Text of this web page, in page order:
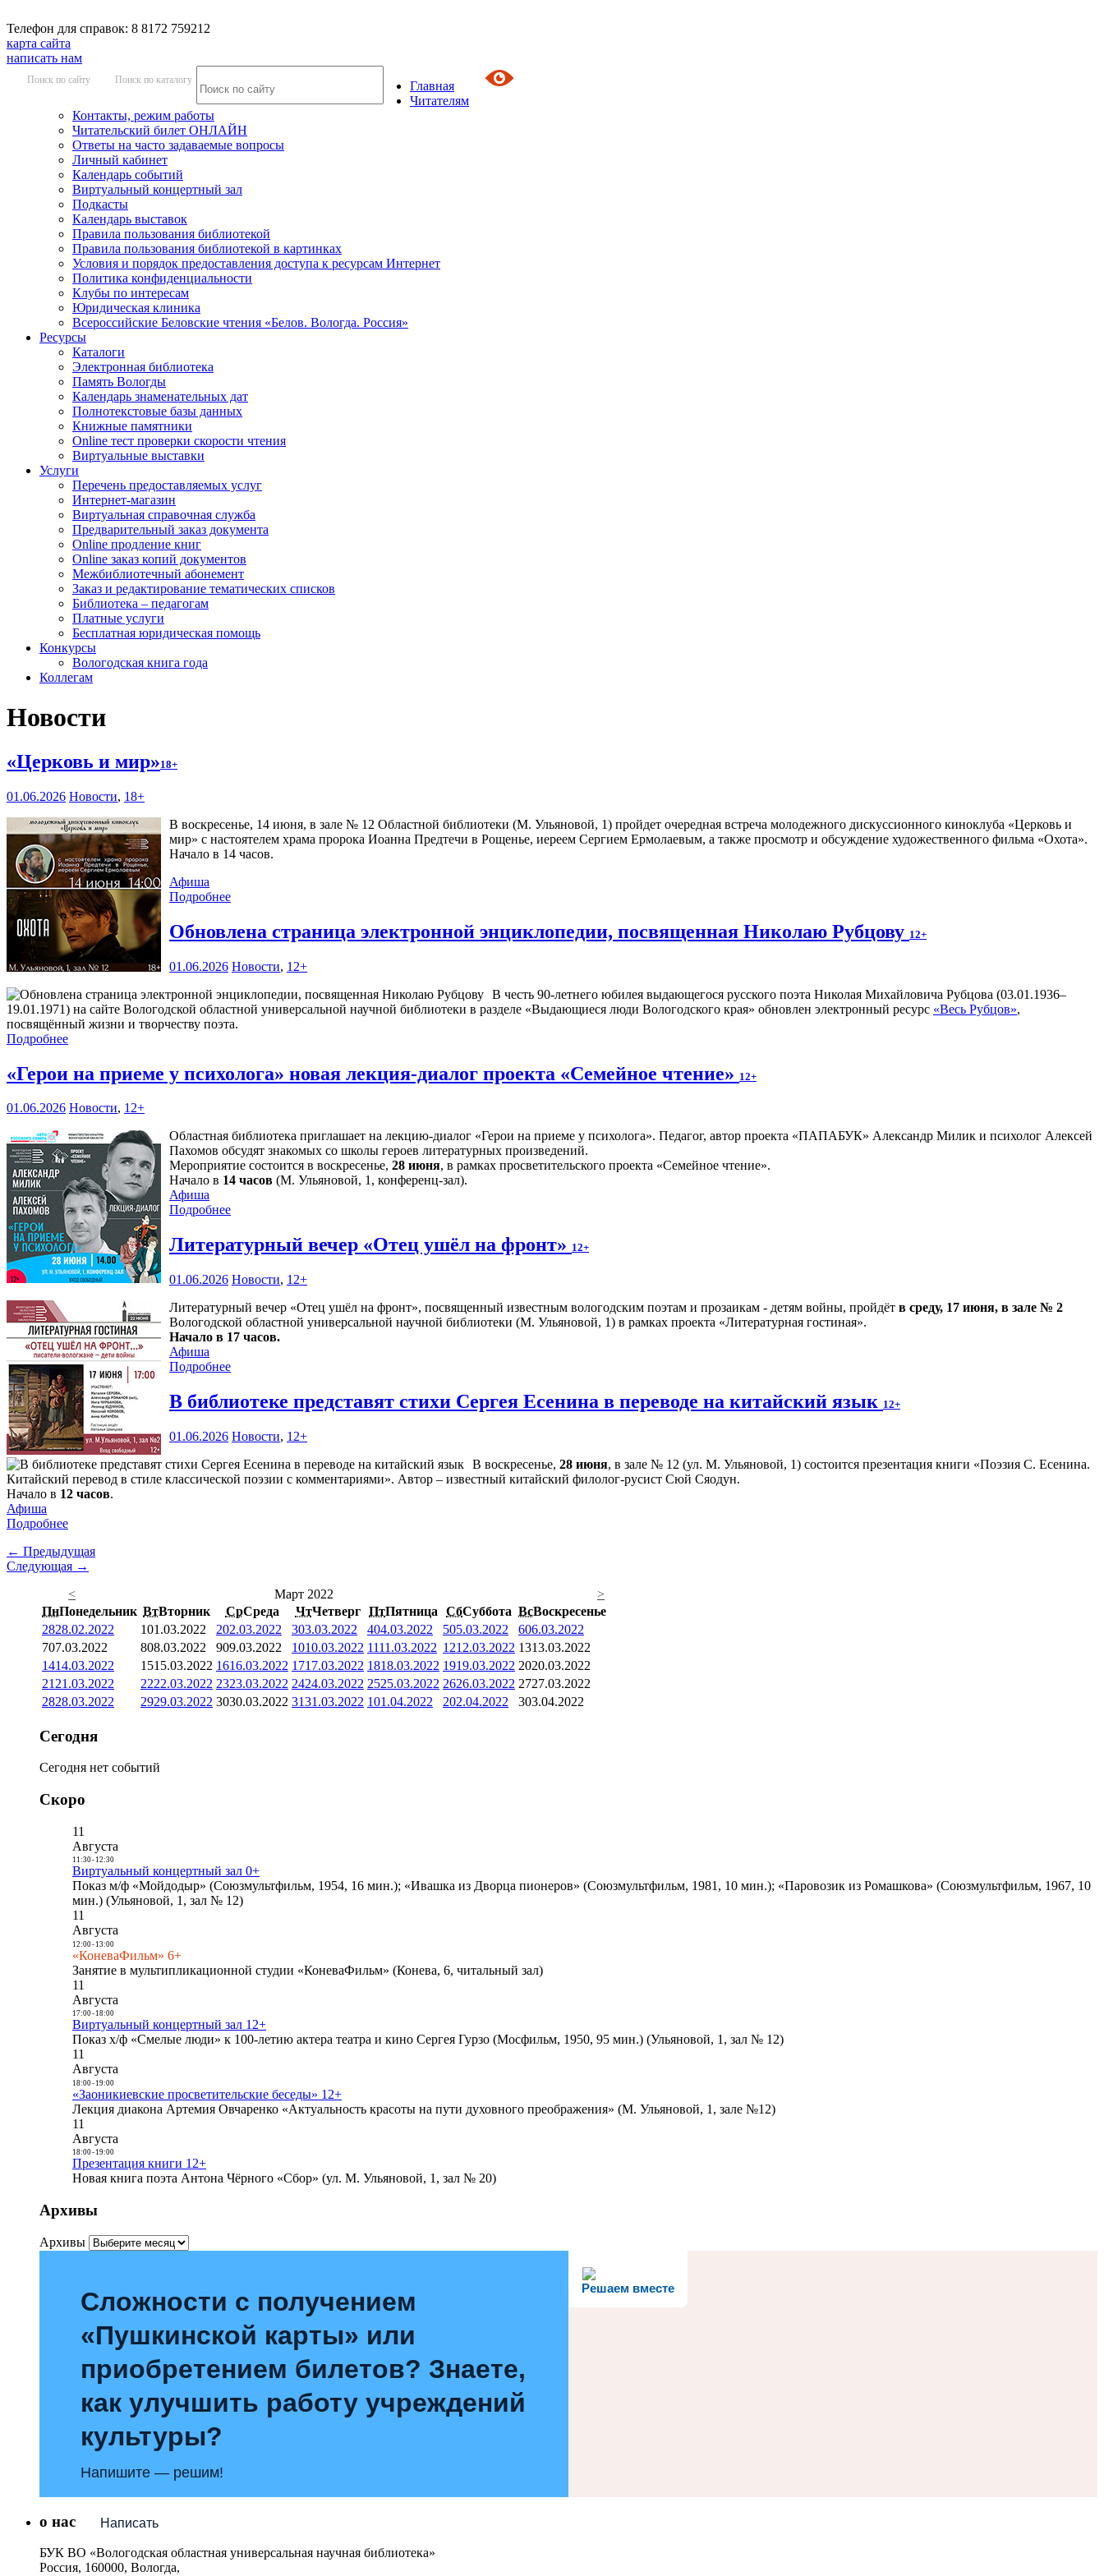
Телефон для справок: 8 8172 759212
карта сайта
написать нам
Поиск по сайту Поиск по каталогу
Главная
Читателям
Контакты, режим работы
Читательский билет ОНЛАЙН
Ответы на часто задаваемые вопросы
Личный кабинет
Календарь событий
Виртуальный концертный зал
Подкасты
Календарь выставок
Правила пользования библиотекой
Правила пользования библиотекой в картинках
Условия и порядок предоставления доступа к ресурсам Интернет
Политика конфиденциальности
Клубы по интересам
Юридическая клиника
Всероссийские Беловские чтения «Белов. Вологда. Россия»
Ресурсы
Каталоги
Электронная библиотека
Память Вологды
Календарь знаменательных дат
Полнотекстовые базы данных
Книжные памятники
Online тест проверки скорости чтения
Виртуальные выставки
Услуги
Перечень предоставляемых услуг
Интернет-магазин
Виртуальная справочная служба
Предварительный заказ документа
Online продление книг
Online заказ копий документов
Межбиблиотечный абонемент
Заказ и редактирование тематических списков
Библиотека – педагогам
Платные услуги
Бесплатная юридическая помощь
Конкурсы
Вологодская книга года
Коллегам
Новости
«Церковь и мир»18+
01.06.2026 Новости, 18+
В воскресенье, 14 июня, в зале № 12 Областной библиотеки (М. Ульяновой, 1) пройдет очередная встреча молодежного дискуссионного киноклуба «Церковь и
мир» с настоятелем храма пророка Иоанна Предтечи в Рощенье, иереем Сергием Ермолаевым, а также просмотр и обсуждение художественного фильма «Охота».
Начало в 14 часов.
Афиша
Подробнее
Обновлена страница электронной энциклопедии, посвященная Николаю Рубцову 12+
01.06.2026 Новости, 12+
В честь 90-летнего юбилея выдающегося русского поэта Николая Михайловича Рубцова (03.01.1936–
19.01.1971) на сайте Вологодской областной универсальной научной библиотеки в разделе «Выдающиеся люди Вологодского края» обновлен электронный ресурс «Весь Рубцов»,
посвящённый жизни и творчеству поэта.
Подробнее
«Герои на приеме у психолога» новая лекция-диалог проекта «Семейное чтение» 12+
01.06.2026 Новости, 12+
Областная библиотека приглашает на лекцию-диалог «Герои на приеме у психолога». Педагог, автор проекта «ПАПАБУК» Александр Милик и психолог Алексей
Пахомов обсудят знакомых со школы героев литературных произведений.
Мероприятие состоится в воскресенье, 28 июня, в рамках просветительского проекта «Семейное чтение».
Начало в 14 часов (М. Ульяновой, 1, конференц-зал).
Афиша
Подробнее
Литературный вечер «Отец ушёл на фронт» 12+
01.06.2026 Новости, 12+
Литературный вечер «Отец ушёл на фронт», посвященный известным вологодским поэтам и прозаикам - детям войны, пройдёт в среду, 17 июня, в зале № 2
Вологодской областной универсальной научной библиотеки (М. Ульяновой, 1) в рамках проекта «Литературная гостиная».
Начало в 17 часов.
Афиша
Подробнее
В библиотеке представят стихи Сергея Есенина в переводе на китайский язык 12+
01.06.2026 Новости, 12+
В воскресенье, 28 июня, в зале № 12 (ул. М. Ульяновой, 1) состоится презентация книги «Поэзия С. Есенина.
Китайский перевод в стиле классической поэзии с комментариями». Автор – известный китайский филолог-русист Сюй Сяодун.
Начало в 12 часов.
Афиша
Подробнее
← Предыдущая
Следующая →
<
Март 2022
>
ПнПонедельник ВтВторник СрСреда ЧтЧетверг ПтПятница СбСуббота ВсВоскресенье
2828.02.2022 101.03.2022 202.03.2022 303.03.2022 404.03.2022 505.03.2022 606.03.2022
707.03.2022 808.03.2022 909.03.2022 1010.03.2022 1111.03.2022 1212.03.2022 1313.03.2022
1414.03.2022 1515.03.2022 1616.03.2022 1717.03.2022 1818.03.2022 1919.03.2022 2020.03.2022
21 21.03.2022 2222.03.2022 2323.03.2022 2424.03.2022 2525.03.2022 2626.03.2022 2727.03.2022
2828.03.2022 2929.03.2022 3030.03.2022 3131.03.2022 101.04.2022 202.04.2022 303.04.2022
Сегодня
Сегодня нет событий
Скоро
11
Августа
11:30- 12:30
Виртуальный концертный зал 0+
Показ м/ф «Мойдодыр» (Союзмультфильм, 1954, 16 мин.); «Ивашка из Дворца пионеров» (Союзмультфильм, 1981, 10 мин.); «Паровозик из Ромашкова» (Союзмультфильм, 1967, 10
мин.) (Ульяновой, 1, зал № 12)
11
Августа
12:00- 13:00
«КоневаФильм» 6+
Занятие в мультипликационной студии «КоневаФильм» (Конева, 6, читальный зал)
11
Августа
17:00- 18:00
Виртуальный концертный зал 12+
Показ х/ф «Смелые люди» к 100-летию актера театра и кино Сергея Гурзо (Мосфильм, 1950, 95 мин.) (Ульяновой, 1, зал № 12)
11
Августа
18:00- 19:00
«Заоникиевские просветительские беседы» 12+
Лекция диакона Артемия Овчаренко «Актуальность красоты на пути духовного преображения» (М. Ульяновой, 1, зале №12)
11
Августа
18:00- 19:00
Презентация книги 12+
Новая книга поэта Антона Чёрного «Сбор» (ул. М. Ульяновой, 1, зал № 20)
Архивы
Архивы
Решаем вместе
Сложности с получением
«Пушкинской карты» или
приобретением билетов? Знаете,
как улучшить работу учреждений
культуры?
Напишите — решим!
Написать
о нас
БУК ВО «Вологодская областная универсальная научная библиотека»
Россия, 160000, Вологда,